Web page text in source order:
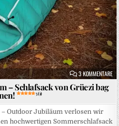
3 KOMMENTARE
– Schlafsack von Grüezi bag
5 (1)
– Outdoor Jubiläum verlosen wir
hochwertigen Sommerschlafsack